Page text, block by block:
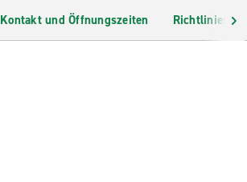
Kontakt und Öffnungszeiten Richtlinien